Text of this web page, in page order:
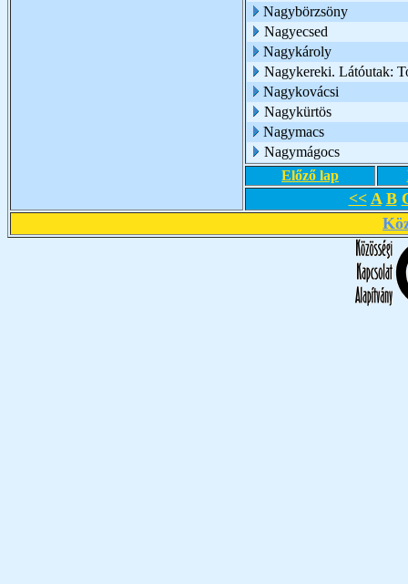
Nagybörzsöny
Nagyecsed
Nagykároly
Nagykereki. Látóutak:
Nagykovácsi
Nagykürtös
Nagymacs
Nagymágocs
Előző lap
<< A B